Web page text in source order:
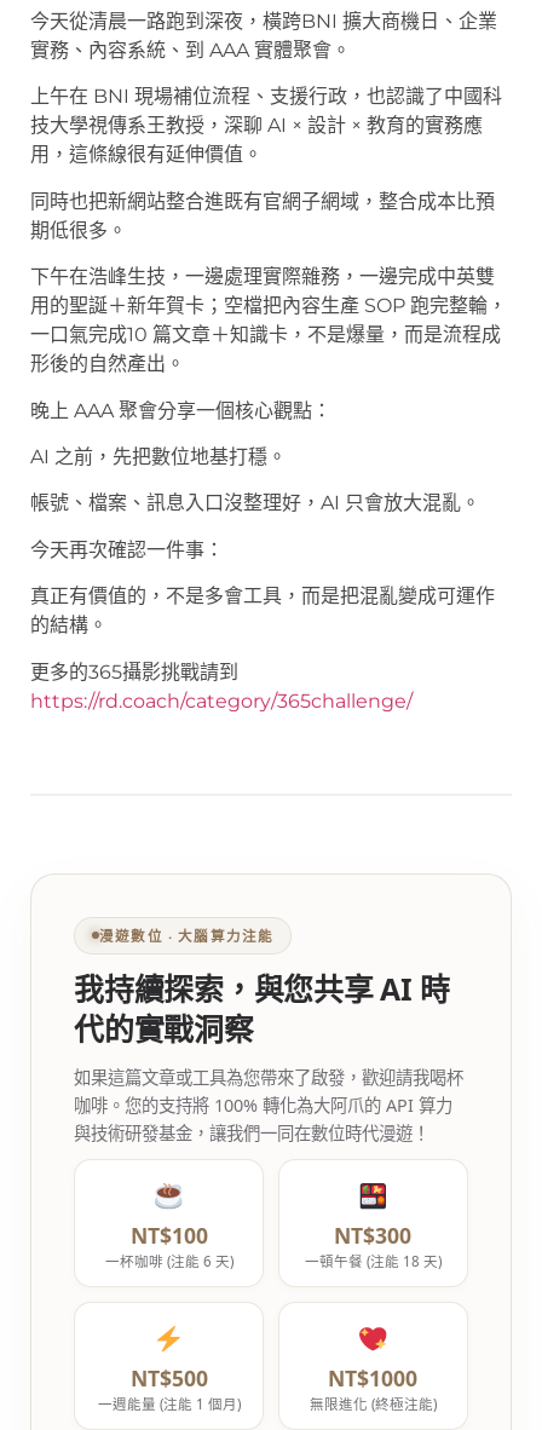
今天從清晨一路跑到深夜，橫跨BNI 擴大商機日、企業
實務、內容系統、到 AAA 實體聚會。
上午在 BNI 現場補位流程、支援行政，也認識了中國科
技大學視傳系王教授，深聊 AI × 設計 × 教育的實務應
用，這條線很有延伸價值。
同時也把新網站整合進既有官網子網域，整合成本比預
期低很多。
下午在浩峰生技，一邊處理實際雜務，一邊完成中英雙
用的聖誕＋新年賀卡；空檔把內容生產 SOP 跑完整輪，
一口氣完成10 篇文章＋知識卡，不是爆量，而是流程成
形後的自然產出。
晚上 AAA 聚會分享一個核心觀點：
AI 之前，先把數位地基打穩。
帳號、檔案、訊息入口沒整理好，AI 只會放大混亂。
今天再次確認一件事：
真正有價值的，不是多會工具，而是把混亂變成可運作
的結構。
更多的365攝影挑戰請到
https://rd.coach/category/365challenge/
漫遊數位 ‧ 大腦算力注能
我持續探索，與您共享 AI 時
代的實戰洞察
如果這篇文章或工具為您帶來了啟發，歡迎請我喝杯
咖啡。您的支持將 100% 轉化為大阿爪的 API 算力
與技術研發基金，讓我們一同在數位時代漫遊！
NT$100
一杯咖啡 (注能 6 天)
NT$300
一頓午餐 (注能 18 天)
NT$500
一週能量 (注能 1 個月)
NT$1000
無限進化 (終極注能)